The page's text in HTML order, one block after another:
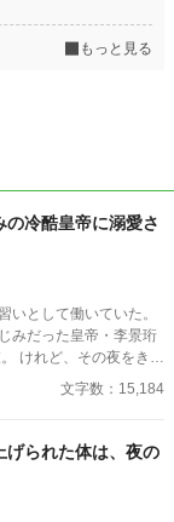
もっと見る
冷酷皇帝に溺愛さ
いとして働いていた。
みだった皇帝・李景珩
文字数：15,184
げられた体は、夜の